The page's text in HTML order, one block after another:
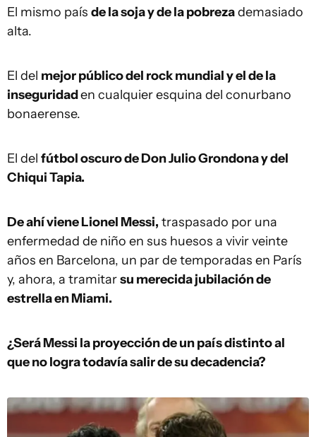
El mismo país de la soja y de la pobrezademasiado
alta.
El del mejor público del rock mundial y el de la
inseguridaden cualquier esquina del conurbano
bonaerense.
El del fútbol oscuro de Don Julio Grondona y del
Chiqui Tapia.
De ahí viene Lionel Messi, traspasado por una
enfermedad de niño en sus huesos a vivir veinte
años en Barcelona, un par de temporadas en París
y, ahora, a tramitarsu merecida jubilación de
estrella en Miami.
¿Será Messi la proyección de un país distinto al
que no logra todavía salir de su decadencia?